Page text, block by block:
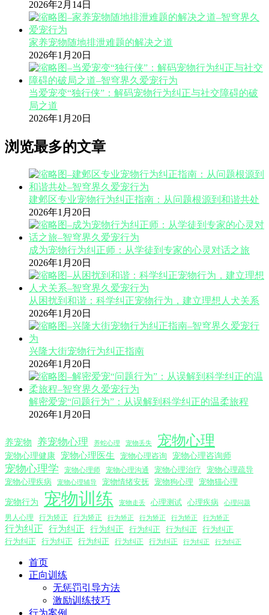
2026年2月14日
家养宠物随地排泄难题的解决之道
2026年1月20日
当爱宠变“独行侠”：解码宠物行为纠正与社交障碍的破
局之道
2026年1月20日
浏览最多的文章
建邺区专业宠物行为纠正指南：从问题根源到和谐共处
2026年1月20日
成为宠物行为纠正师：从学徒到专家的心灵对话之旅
2026年1月20日
从困扰到和谐：科学纠正宠物行为，建立理想人犬关系
2026年1月20日
兴隆大街宠物行为纠正指南
2026年1月20日
解密爱宠“问题行为”：从误解到科学纠正的温柔旅程
2026年1月20日
养宠物 养宠物心理 养蛇心理 宠物丢失 宠物心理
宠物心理健康 宠物心理医生 宠物心理咨询 宠物心理咨询师
宠物心理学 宠物心理师 宠物心理沟通 宠物心理治疗
宠物心理疏导
宠物心理疾病
宠物心理辅导 宠物情绪安抚 宠物狗心理 宠物猫心理
宠物行为 宠物训练 宠物走丢 心理测试 心理疾病 心理问题
男人心理 行为矫正 行为矫正 行为矫正 行为矫正 行为矫正 行为矫正
行为纠正 行为纠正 行为纠正 行为纠正 行为纠正
行为纠正
行为纠正
行为纠正 行为纠正 行为纠正 行为纠正 行为纠正 行为纠正
首页
正向训练
无惩罚引导方法
激励训练技巧
行为案例